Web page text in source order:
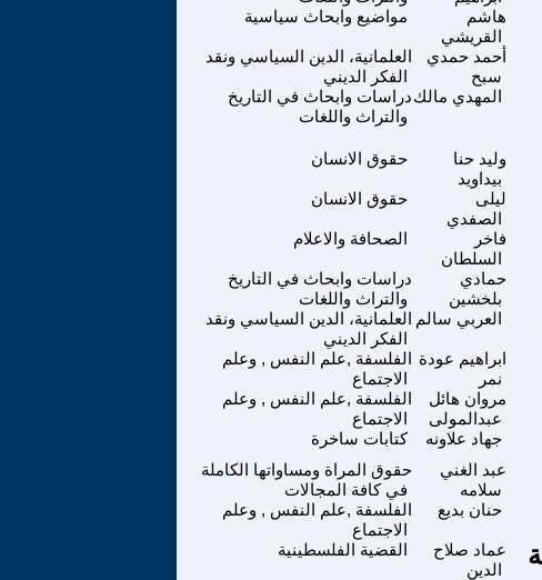
مواضيع وابحاث سياسية
هاشم
القريشي
العلمانية، الدين السياسي ونقد
الفكر الديني
أحمد حمدي
سبح
دراسات وابحاث في التاريخ
والتراث واللغات
المهدي مالك
حقوق الانسان
وليد حنا
بيداويد
حقوق الانسان
ليلى
الصفدي
الصحافة والاعلام
فاخر
السلطان
دراسات وابحاث في التاريخ
والتراث واللغات
حمادي
بلخشين
العلمانية، الدين السياسي ونقد
الفكر الديني
العربي سالم
الفلسفة ,علم النفس , وعلم
الاجتماع
ابراهيم عودة
نمر
الفلسفة ,علم النفس , وعلم
الاجتماع
مروان هائل
عبدالمولى
كتابات ساخرة جهاد علاونه
حقوق المراة ومساواتها الكاملة
في كافة المجالات
عبد الغني
سلامه
الفلسفة ,علم النفس , وعلم
الاجتماع
حنان بديع
القضية الفلسطينية
عماد صلاح
الدين